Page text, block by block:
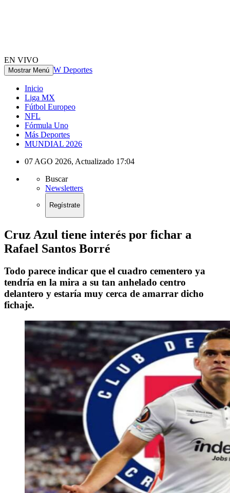
EN VIVO
Mostrar Menú W Deportes
Inicio
Liga MX
Fútbol Europeo
NFL
Fórmula Uno
Más Deportes
MUNDIAL 2026
07 AGO 2026, Actualizado 17:04
Buscar
Newsletters
Regístrate
Cruz Azul tiene interés por fichar a
Rafael Santos Borré
Todo parece indicar que el cuadro cementero ya
tendría en la mira a su tan anhelado centro
delantero y estaría muy cerca de amarrar dicho
fichaje.